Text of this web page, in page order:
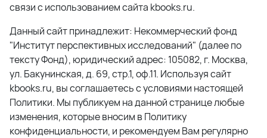
связи с использованием сайта kbooks.ru.
Данный сайт принадлежит: Некоммерческий фонд
"Институт перспективных исследований" (далее по
тексту Фонд), юридический адрес: 105082, г. Москва,
ул. Бакунинская, д. 69, стр.1, оф.11. Используя сайт
kbooks.ru, вы соглашаетесь с условиями настоящей
Политики. Мы публикуем на данной странице любые
изменения, которые вносим в Политику
конфиденциальности, и рекомендуем Вам регулярно